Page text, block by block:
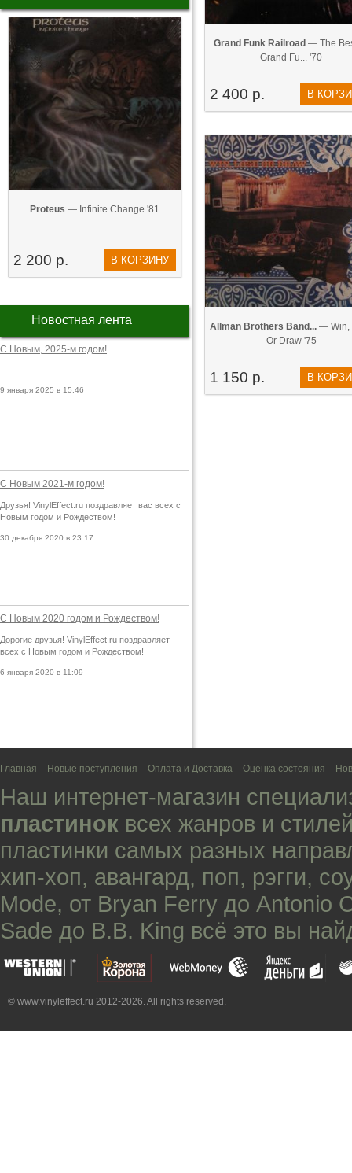
Proteus — Infinite Change '81
2 200 р. В КОРЗИНУ
Новостная лента
С Новым, 2025-м годом!
9 января 2025 в 15:46
С Новым 2021-м годом!
Друзья! VinylEffect.ru поздравляет вас всех с
Новым годом и Рождеством!
30 декабря 2020 в 23:17
С Новым 2020 годом и Рождеством!
Дорогие друзья! VinylEffect.ru поздравляет
всех с Новым годом и Рождеством!
6 января 2020 в 11:09
Grand Funk Railroad — The
Grand Fu... '70
2 400 р. В
Allman Brothers Band...— Win,
Or Draw '75
1 150 р. В
Главная Новые поступления Оплата и Доставка Оценка состояния
Наш интернет-магазин
пластинок всех жанров и
пластинки самых разных
хип-хоп, авангард, поп, рэгги,
Mode, от Bryan Ferry до Antonio
Sade до B.B. King всё это вы
© www.vinyleffect.ru 2012-2026. All rights reserved.